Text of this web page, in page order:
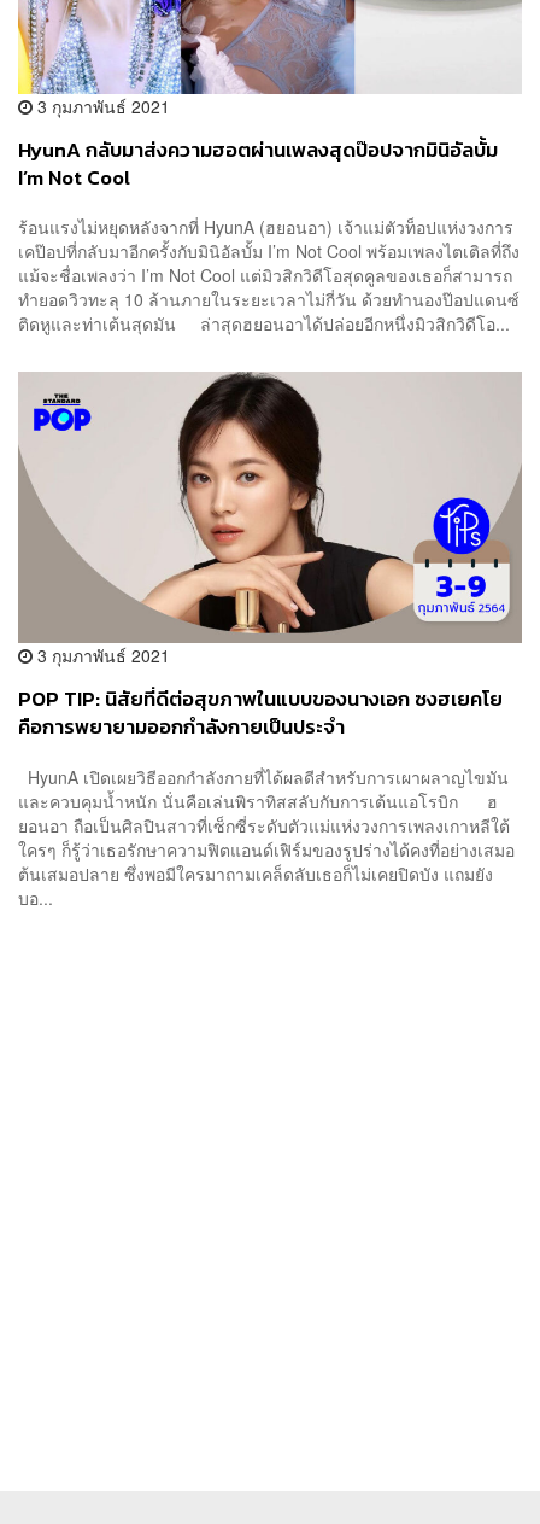
3 กุมภาพันธ์ 2021
HyunA กลับมาส่งความฮอตผ่านเพลงสุดป๊อปจากมินิอัลบั้ม
I’m Not Cool
ร้อนแรงไม่หยุดหลังจากที่ HyunA (ฮยอนอา) เจ้าแม่ตัวท็อปแห่งวงการ
เคป๊อปที่กลับมาอีกครั้งกับมินิอัลบั้ม I’m Not Cool พร้อมเพลงไตเติลที่ถึง
แม้จะชื่อเพลงว่า I’m Not Cool แต่มิวสิกวิดีโอสุดคูลของเธอก็สามารถ
ทำยอดวิวทะลุ 10 ล้านภายในระยะเวลาไม่กี่วัน ด้วยทำนองป๊อปแดนซ์
ติดหูและท่าเต้นสุดมัน ล่าสุดฮยอนอาได้ปล่อยอีกหนึ่งมิวสิกวิดีโอ...
3 กุมภาพันธ์ 2021
POP TIP: นิสัยที่ดีต่อสุขภาพในแบบของนางเอก ซงฮเยคโย
คือการพยายามออกกำลังกายเป็นประจำ
HyunA เปิดเผยวิธีออกกำลังกายที่ได้ผลดีสำหรับการเผาผลาญไขมัน
และควบคุมน้ำหนัก นั่นคือเล่นพิราทิสสลับกับการเต้นแอโรบิก ฮ
ยอนอา ถือเป็นศิลปินสาวที่เซ็กซี่ระดับตัวแม่แห่งวงการเพลงเกาหลีใต้
ใครๆ ก็รู้ว่าเธอรักษาความฟิตแอนด์เฟิร์มของรูปร่างได้คงที่อย่างเสมอ
ต้นเสมอปลาย ซึ่งพอมีใครมาถามเคล็ดลับเธอก็ไม่เคยปิดบัง แถมยัง
บอ...